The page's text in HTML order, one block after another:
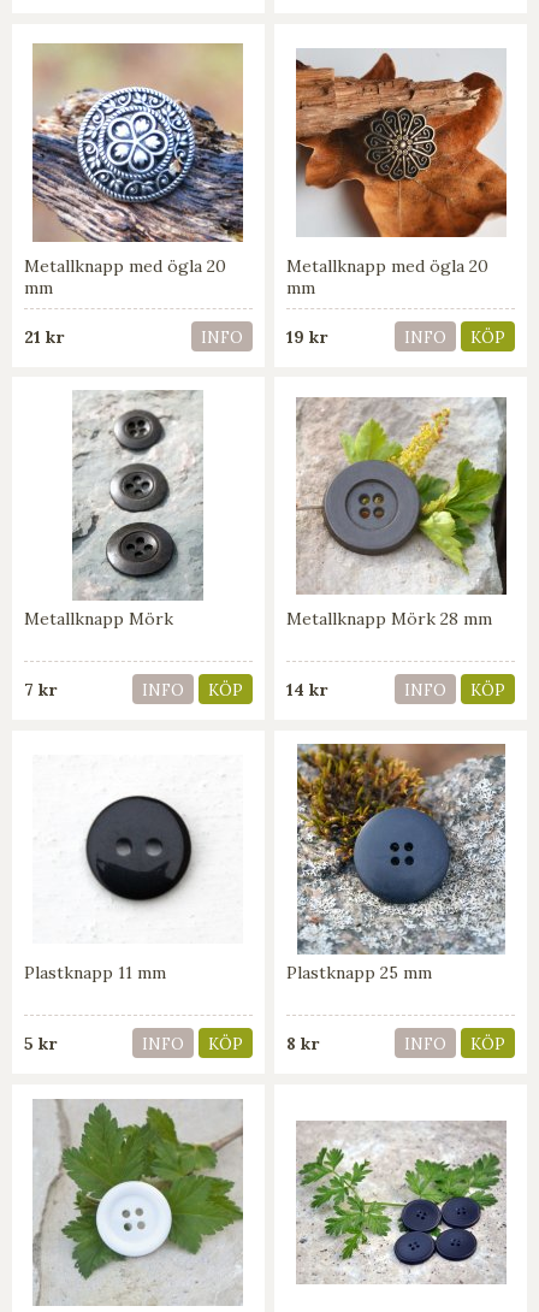
Metallknapp med ögla 20
mm
21 kr INFO
Metallknapp med ögla 20
mm
19 kr INFO KÖP
Metallknapp Mörk
7 kr INFO KÖP
Metallknapp Mörk 28 mm
14 kr INFO KÖP
Plastknapp 11 mm
5 kr INFO KÖP
Plastknapp 25 mm
8 kr INFO KÖP